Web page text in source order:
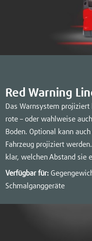
Red Warning
Das Warnsystem
rote – oder wahlweise
Boden. Optional kann
Fahrzeug projiziert
klar, welchen Abstand sie
Verfügbar für:
Schmalganggeräte